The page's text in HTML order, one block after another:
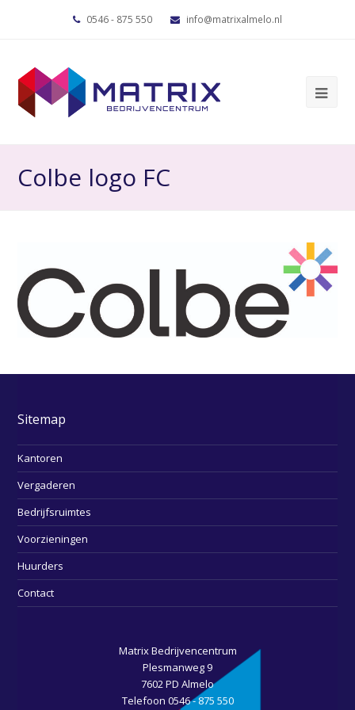
0546 - 875 550 info@matrixalmelo.nl
Colbe logo FC
Sitemap
Kantoren
Vergaderen
Bedrijfsruimtes
Voorzieningen
Huurders
Contact
Matrix Bedrijvencentrum
Plesmanweg 9
7602 PD Almelo
Telefoon 0546 - 875 550